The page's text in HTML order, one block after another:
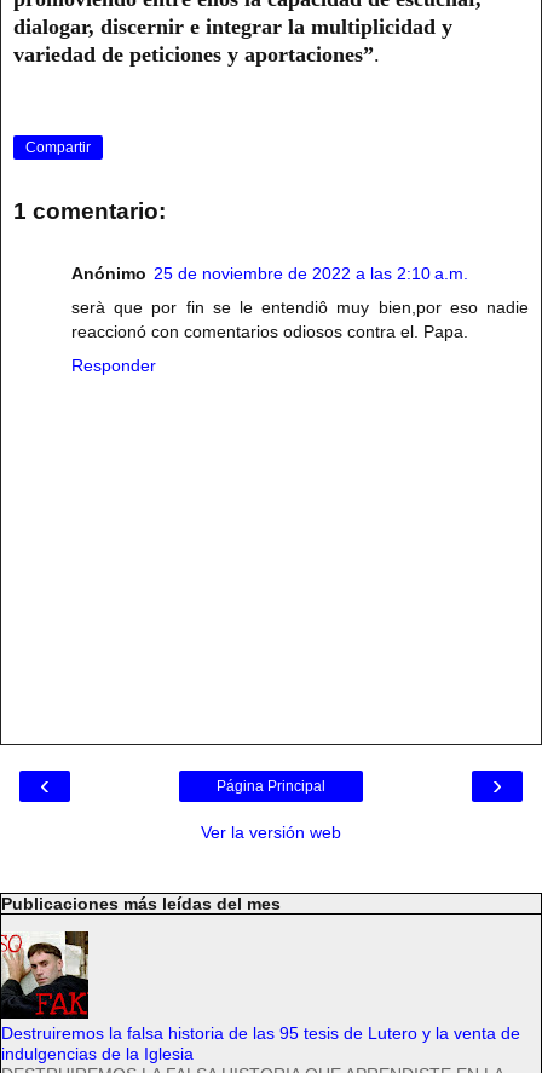
dialogar, discernir e integrar la multiplicidad y
variedad de peticiones y aportaciones”.
Compartir
1 comentario:
Anónimo 25 de noviembre de 2022 a las 2:10 a.m.
serà que por fin se le entendiô muy bien,por eso nadie
reaccionó con comentarios odiosos contra el. Papa.
Responder
‹ ›
Página Principal
Ver la versión web
Publicaciones más leídas del mes
Destruiremos la falsa historia de las 95 tesis de Lutero y la venta de
indulgencias de la Iglesia